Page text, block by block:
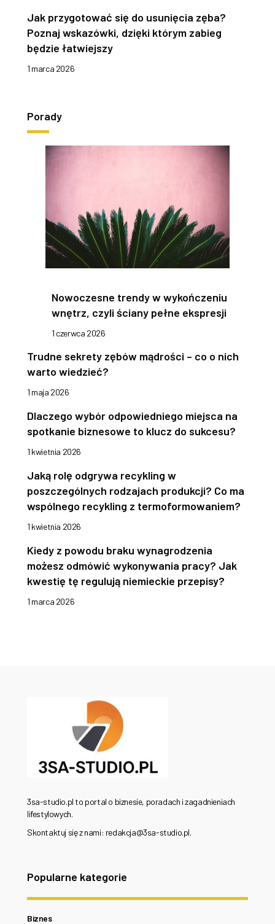
Jak przygotować się do usunięcia zęba?
Poznaj wskazówki, dzięki którym zabieg
będzie łatwiejszy
1 marca 2026
Porady
Nowoczesne trendy w wykończeniu
wnętrz, czyli ściany pełne ekspresji
1 czerwca 2026
Trudne sekrety zębów mądrości – co o nich
warto wiedzieć?
1 maja 2026
Dlaczego wybór odpowiedniego miejsca na
spotkanie biznesowe to klucz do sukcesu?
1 kwietnia 2026
Jaką rolę odgrywa recykling w
poszczególnych rodzajach produkcji? Co ma
wspólnego recykling z termoformowaniem?
1 kwietnia 2026
Kiedy z powodu braku wynagrodzenia
możesz odmówić wykonywania pracy? Jak
kwestię tę regulują niemieckie przepisy?
1 marca 2026
3sa-studio.pl to portal o biznesie, poradach i zagadnieniach
lifestylowych.
Skontaktuj się z nami: redakcja@3sa-studio.pl.
Popularne kategorie
Biznes